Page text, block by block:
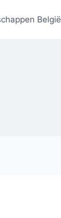
België